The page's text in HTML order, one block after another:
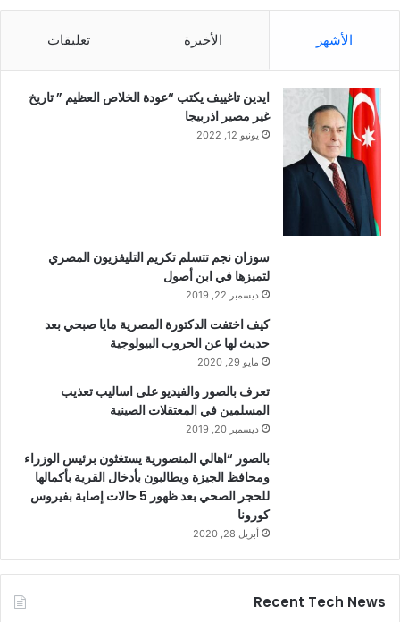
الأشهر الأخيرة تعليقات
ايدين تاغييف يكتب “عودة الخلاص العظيم ” تاريخ
غير مصير اذربيجا
يونيو 12, 2022
سوزان نجم تتسلم تكريم التليفزيون المصري
لتميزها في ابن أصول
ديسمبر 22, 2019
كيف اختفت الدكتورة المصرية مايا صبحي بعد
حديث لها عن الحروب البيولوجية
مايو 29, 2020
تعرف بالصور والفيديو على اساليب تعذيب
المسلمين في المعتقلات الصينية
ديسمبر 20, 2019
بالصور “اهالي المنصورية يستغثون برئيس الوزراء
ومحافظ الجيزة ويطالبون بأدخال القرية بأكمالها
للحجر الصحي بعد ظهور 5 حالات إصابة بفيروس
كورونا
أبريل 28, 2020
Recent Tech News